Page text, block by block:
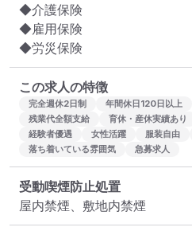
◆介護保険
◆雇用保険
◆労災保険
この求人の特徴
完全週休2日制 年間休日120日以上
残業代全額支給
育休・産休実績あり
経験者優遇
女性活躍 服装自由
落ち着いている雰囲気
急募求人
受動喫煙防止処置
屋内禁煙、敷地内禁煙